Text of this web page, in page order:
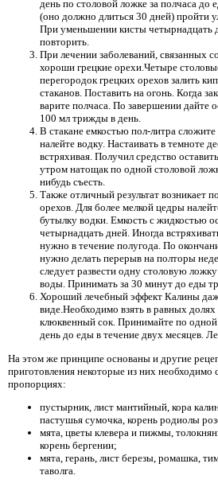
день по столовой ложке за полчаса до
(оно должно длиться 30 дней) пройти
При уменьшении кисты четырнадцать
повторить.
При лечении заболеваний, связанных
хороши грецкие орехи.Четыре
перегородок грецких орехов залить
стаканов. Поставить на огонь. Когда
варите полчаса. По завершении дайте
100 мл трижды в день.
В стакане емкостью пол-литра
налейте водку. Настаивать в темноте
встряхивая. Получил средство
утром натощак по одной столовой
нибудь съесть.
Также отличный результат возникает
орехов. Для более мелкой цедры
бутылку водки. Емкость с жидкостью
четырнадцать дней. Иногда
нужно в течение полугода. По
нужно делать перерыв на полторы
следует развести одну столовую
воды. Принимать за 30 минут до еды
Хороший лечебный эффект Калины
виде.Необходимо взять в равных
клюквенный сок. Принимайте по
день до еды в течение двух месяцев.
На этом же принципе основаны и другие
приготовления некоторые из них необходимо
пропорциях:
пустырник, лист мантийный, кора
пастушья сумочка, корень родиолы
мята, цветы клевера и пижмы,
корень бергении;
мята, герань, лист березы, ромашка,
таволга.